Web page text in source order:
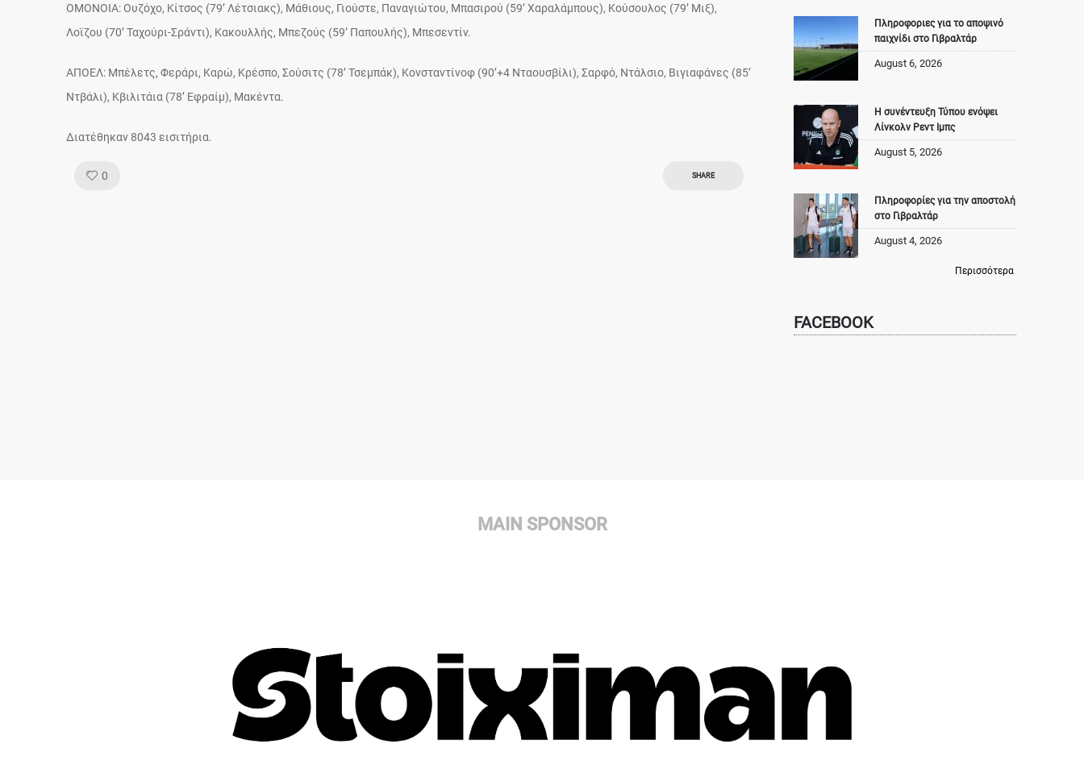
OMONOIA: Ουζόχο, Κίτσος (79’ Λέτσιακς), Μάθιους, Γιούστε, Παναγιώτου, Μπασιρού (59’ Χαραλάμπους), Κούσουλος (79’ Μιξ),
Λοϊζου (70’ Ταχούρι-Σράντι), Κακουλλής, Μπεζούς (59’ Παπουλής), Μπεσεντίν.
ΑΠΟΕΛ: Μπέλετς, Φεράρι, Καρώ, Κρέσπο, Σούσιτς (78’ Τσεμπάκ), Κονσταντίνοφ (90’+4 Νταουσβίλι), Σαρφό, Ντάλσιο, Βιγιαφάνες (85’
Ντβάλι), Κβιλιτάια (78’ Εφραίμ), Μακέντα.
Διατέθηκαν 8043 εισιτήρια.
0 SHARE
Πληροφοριες για το αποψινό
παιχνίδι στο Γιβραλτάρ
August 6, 2026
Η συνέντευξη Τύπου ενόψει
Λίνκολν Ρεντ Ιμπς
August 5, 2026
Πληροφορίες για την αποστολή
στο Γιβραλτάρ
August 4, 2026
Περισσότερα
FACEBOOK
MAIN SPONSOR